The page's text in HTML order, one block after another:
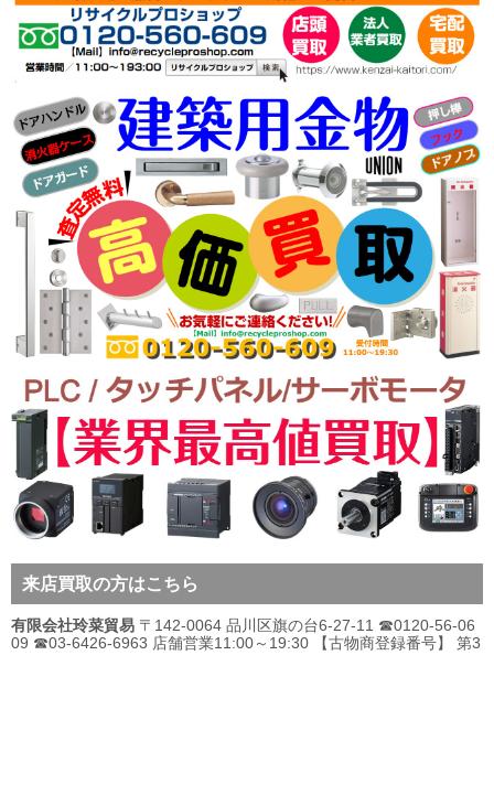
来店買取の方はこちら
有限会社玲菜貿易 〒142-0064 品川区旗の台6-27-11 ☎0120-56-06
09 ☎03-6426-6963 店舗営業11:00～19:30 【古物商登録番号】 第3